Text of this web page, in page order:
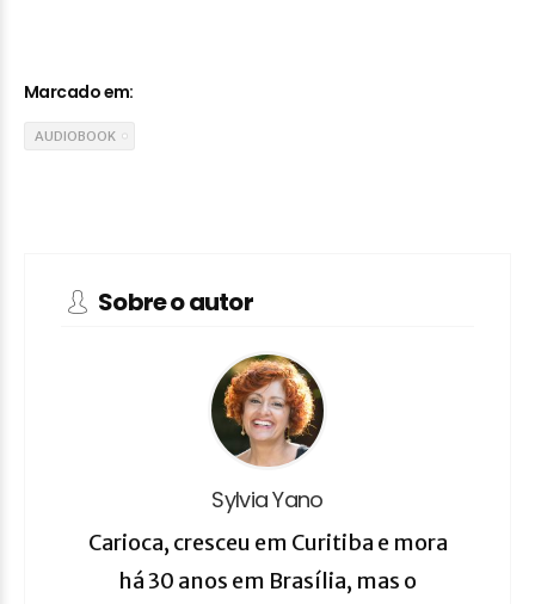
Marcado em:
AUDIOBOOK
Sobre o autor
Sylvia Yano
Carioca, cresceu em Curitiba e mora
há 30 anos em Brasília, mas o